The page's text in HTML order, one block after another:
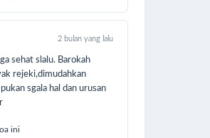
2 bulan yang lalu
sehat slalu. Barokah
rejeki,dimudahkan
sgala hal dan urusan
ini